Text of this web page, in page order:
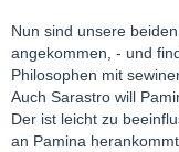
Nun sind unsere
angekommen, - und
Philosophen mit
Auch Sarastro will
Der ist leicht zu
an Pamina